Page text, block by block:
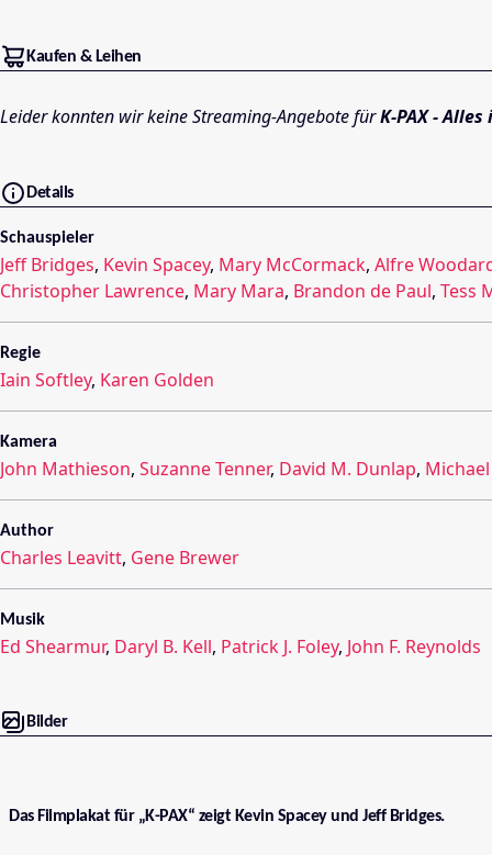
Kaufen & Leihen
Leider konnten wir keine Streaming-Angebote fürK-PAX -
Details
Schauspieler
Jeff Bridges, Kevin Spacey, Mary McCormack, Alfre
Christopher Lawrence, Mary Mara, Brandon de Paul, Tess
Regie
Iain Softley, Karen Golden
Kamera
John Mathieson, Suzanne Tenner, David M. Dunlap,
Author
Charles Leavitt, Gene Brewer
Musik
Ed Shearmur, Daryl B. Kell, Patrick J. Foley, John F. Reynolds
Bilder
Das Filmplakat für „K-PAX“ zeigt Kevin Spacey und Jeff Bridges.